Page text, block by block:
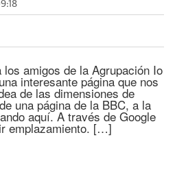
amigos de la Agrupación Io
interesante página que nos
de las dimensiones de
una página de la BBC, a la
aquí. A través de Google
emplazamiento. […]